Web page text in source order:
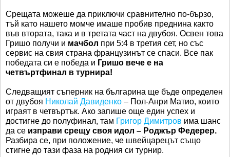
Срещата можеше да приключи сравнително по-бързо,
тъй като нашето момче имаше пробив преднина както
във втората, така и в третата част на двубоя. Освен това
Гришо получи и мачбол при 5:4 в третия сет, но със
сервис на свия страна французинът се спаси. Все пак
победата си е победа и Гришо вече е на
четвъртфинал в турнира!
Следващият съперник на българина ще бъде определен
от двубоя Николай Давиденко – Пол-Анри Матио, които
играят в четвъртък. Ако запише още един успех и
достигне до полуфинал, там Григор Димитров има шанс
да се изправи срещу своя идол – Роджър Федерер.
Разбира се, при положение, че швейцарецът също
стигне до тази фаза на родния си турнир.